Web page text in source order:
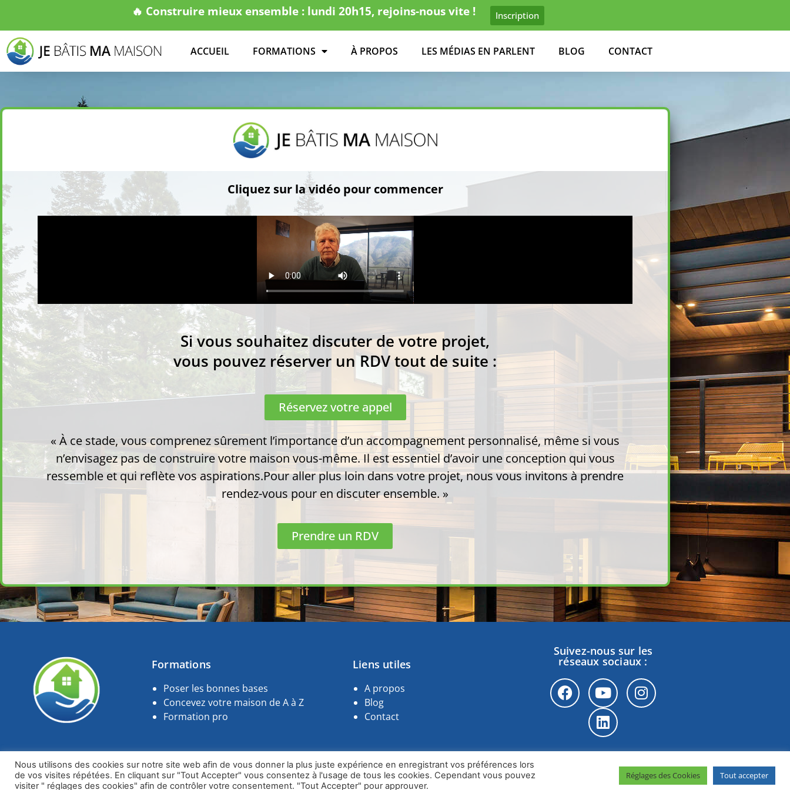
🔥 Construire mieux ensemble : lundi 20h15, rejoins-nous vite ! Inscription
ACCUEIL FORMATIONS À PROPOS LES MÉDIAS EN PARLENT BLOG CONTACT
Cliquez sur la vidéo pour commencer
Si vous souhaitez discuter de votre projet,
vous pouvez réserver un RDV tout de suite :
Réservez votre appel
« À ce stade, vous comprenez sûrement l’importance d’un accompagnement personnalisé, même si vous
n’envisagez pas de construire votre maison vous-même. Il est essentiel d’avoir une conception qui vous
ressemble et qui reflète vos aspirations.Pour aller plus loin dans votre projet, nous vous invitons à prendre
rendez-vous pour en discuter ensemble. »
Prendre un RDV
Formations
Poser les bonnes bases
Concevez votre maison de A à Z
Formation pro
Liens utiles
A propos
Blog
Contact
Suivez-nous sur les
réseaux sociaux :
Je Bâtis Ma Maison – Jean-Luc Delafontaine © 2024 |Mentions Légales–CGV
Nous utilisons des cookies sur notre site web afin de vous donner la plus juste expérience en enregistrant vos préférences lors
de vos visites répétées. En cliquant sur "Tout Accepter" vous consentez à l'usage de tous les cookies. Cependant vous pouvez
visiter " réglages des cookies" afin de contrôler votre consentement. "Tout Accepter" pour approuver.
Réglages des Cookies Tout accepter